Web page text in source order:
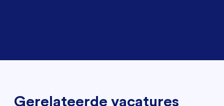
Gerelateerde vacatures